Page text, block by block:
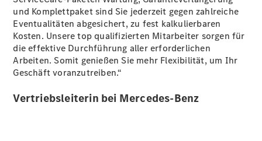
Startseite
Ansprechpartner
finden
Probefahrt
vereinbaren
Servicetermin
buchen
und Komplettpaket sind Sie jederzeit gegen zahlreiche
Eventualitäten abgesichert, zu fest kalkulierbaren
Kosten. Unsere top qualifizierten Mitarbeiter sorgen für
die effektive Durchführung aller erforderlichen
Arbeiten. Somit genießen Sie mehr Flexibilität, um Ihr
Geschäft voranzutreiben.“
Vertriebsleiterin bei Mercedes-Benz